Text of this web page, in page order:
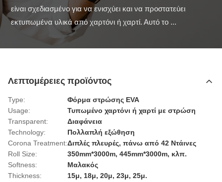
είναι σχεδιασμένο για να ενισχύει και να προστατεύει
εκτυπωμένα υλικά από χαρτόνι ή χαρτί. Αυτό το ...
Λεπτομέρειες προϊόντος
Type:
Φόρμα στρώσης EVA
Usage:
Τυπωμένο χαρτόνι ή χαρτί με στρώση
Transparent:
Διαφάνεια
Technology:
Πολλαπλή εξώθηση
Corona Treatment:Διπλές πλευρές, πάνω από 42 Ντάινες
Roll Size:
350mm*3000m, 445mm*3000m, κλπ.
Softness:
Μαλακός
Thickness:
15μ, 18μ, 20μ, 23μ, 25μ.